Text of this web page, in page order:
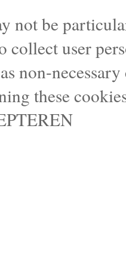
not be
collect user
non-
these